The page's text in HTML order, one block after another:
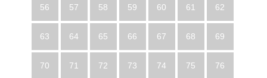
56 57 58 59 60 61 62
63 64 65 66 67 68 69
70 71 72 73 74 75 76